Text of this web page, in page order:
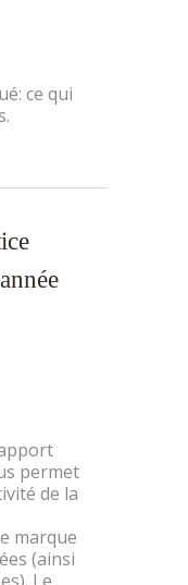
ce qui
permet
de la
marque
(ainsi